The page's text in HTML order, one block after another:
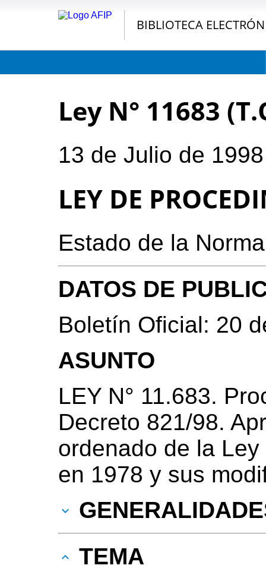
BIBLIOTECA
Ley N° 11683
13 de Julio de 1998
LEY DE
Estado de la
DATOS DE
Boletín Oficial: 20
ASUNTO
LEY N° 11.683.
Decreto 821/98.
ordenado de la
en 1978 y sus
TEMA